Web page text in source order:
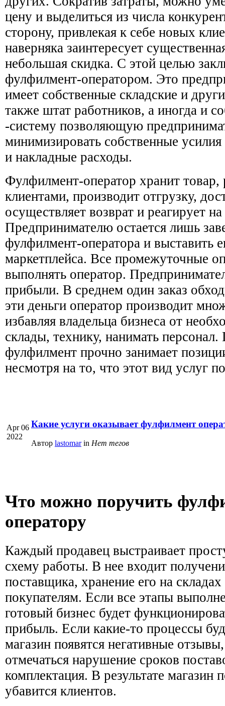
цену и выделиться из числа
сторону, привлекая к себе новых
наверняка заинтересует
небольшая скидка. С этой целью
фулфилмент-оператором. Это
имеет собственные складские и
также штат работников, а иногда и
-систему позволяющую
минимизировать собственные
и накладные расходы.
Фулфилмент-оператор хранит товар,
клиентами, производит отгрузку,
осуществляет возврат и реагирует
Предпринимателю остается лишь
фулфилмент-оператора и выставить
маркетплейса. Все промежуточные
выполнять оператор.
прибыли. В среднем один заказ
эти деньги оператор производит
избавляя владельца бизнеса от
склады, технику, нанимать
фулфилмент прочно занимает
несмотря на то, что этот вид услуг
Apr 06
2022
Какие услуги оказывает фулфилмент
Автор lastomarin Нет тегов
Что можно поручить
оператору
Каждый продавец выстраивает
схему работы. В нее входит
поставщика, хранение его на
покупателям. Если все этапы
готовый бизнес будет
прибыль. Если какие-то процессы
магазин появятся негативные
отмечаться нарушение сроков
комплектация. В результате магазин
убавится клиентов.